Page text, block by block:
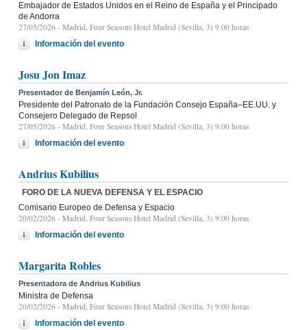
Embajador de Estados Unidos en el Reino de España y el Principado
de Andorra
27/05/2026 - Madrid, Four Seasons Hotel Madrid (Sevilla, 3) 9.00 horas
Información del evento
Josu Jon Imaz
Presentador de Benjamín León, Jr.
Presidente del Patronato de la Fundación Consejo España–EE.UU. y
Consejero Delegado de Repsol
27/05/2026 - Madrid, Four Seasons Hotel Madrid (Sevilla, 3) 9.00 horas
Información del evento
Andrius Kubilius
FORO DE LA NUEVA DEFENSA Y EL ESPACIO
Comisario Europeo de Defensa y Espacio
20/02/2026 - Madrid, Four Seasons Hotel Madrid (Sevilla, 3) 9:00 horas
Información del evento
Margarita Robles
Presentadora de Andrius Kubilius
Ministra de Defensa
20/02/2026 - Madrid, Four Seasons Hotel Madrid (Sevilla, 3) 9:00 horas
Información del evento